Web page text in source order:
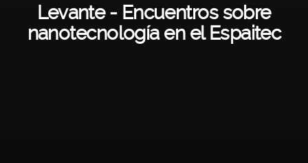
Levante - Encuentros sobre
nanotecnología en el Espaitec